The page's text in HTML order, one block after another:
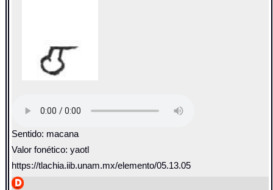
Sentido: macana
Valor fonético: yaotl
https://tlachia.iib.unam.mx/elemento/05.13.05